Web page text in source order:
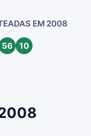
EM 2008
56 10